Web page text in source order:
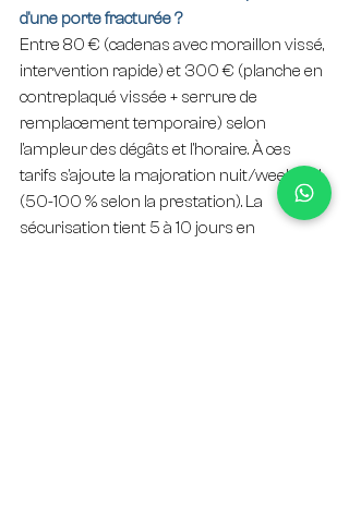
d'une porte fracturée ?
Entre 80 € (cadenas avec moraillon vissé,
intervention rapide) et 300 € (planche en
contreplaqué vissée + serrure de
remplacement temporaire) selon
l'ampleur des dégâts et l'horaire. À ces
tarifs s'ajoute la majoration nuit/weekend
(50-100 % selon la prestation). La
sécurisation tient 5 à 10 jours en